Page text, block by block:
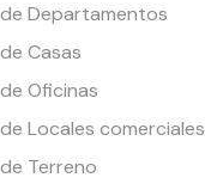
Departamentos
Casas
Oficinas
Locales comerciales
Terreno